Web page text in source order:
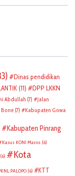
Dinas pendidikan
(11)
DPP LKKN
Abdullah (7)
Jalan
Bone (7) Kabupaten Gowa
Kabupaten Pinrang
Kasus KONI Maros (6)
(6)
Kota
PALOPO (6)
KTT